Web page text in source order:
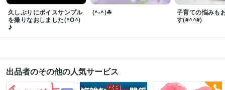
ありがとうございます✨
Excel:6年Word:6年Moneyfoward:9年ChatGPT:2年CapCut:1年
悩み相談・カウンセリング
丁寧に寄り添ってあなたのお話うかがいます
悲しかったことも親身にお話うかがいます。 子育ての大変さ　　お話・
久しぶりにボイスサンプル
を撮りなおしました(^O^)
♪
(^-^)☘
子育ての悩みも
す(#^^#)
出品者のその他の人気サービス